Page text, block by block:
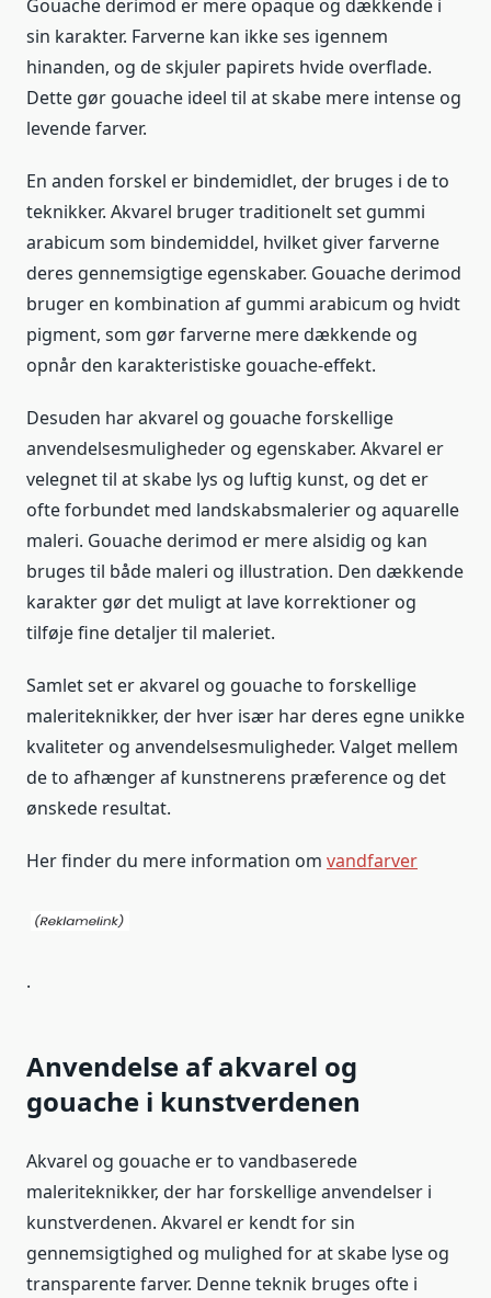
Gouache derimod er mere opaque og dækkende i
sin karakter. Farverne kan ikke ses igennem
hinanden, og de skjuler papirets hvide overflade.
Dette gør gouache ideel til at skabe mere intense og
levende farver.
En anden forskel er bindemidlet, der bruges i de to
teknikker. Akvarel bruger traditionelt set gummi
arabicum som bindemiddel, hvilket giver farverne
deres gennemsigtige egenskaber. Gouache derimod
bruger en kombination af gummi arabicum og hvidt
pigment, som gør farverne mere dækkende og
opnår den karakteristiske gouache-effekt.
Desuden har akvarel og gouache forskellige
anvendelsesmuligheder og egenskaber. Akvarel er
velegnet til at skabe lys og luftig kunst, og det er
ofte forbundet med landskabsmalerier og aquarelle
maleri. Gouache derimod er mere alsidig og kan
bruges til både maleri og illustration. Den dækkende
karakter gør det muligt at lave korrektioner og
tilføje fine detaljer til maleriet.
Samlet set er akvarel og gouache to forskellige
maleriteknikker, der hver især har deres egne unikke
kvaliteter og anvendelsesmuligheder. Valget mellem
de to afhænger af kunstnerens præference og det
ønskede resultat.
Her finder du mere information om vandfarver
.
Anvendelse af akvarel og
gouache i kunstverdenen
Akvarel og gouache er to vandbaserede
maleriteknikker, der har forskellige anvendelser i
kunstverdenen. Akvarel er kendt for sin
gennemsigtighed og mulighed for at skabe lyse og
transparente farver. Denne teknik bruges ofte i